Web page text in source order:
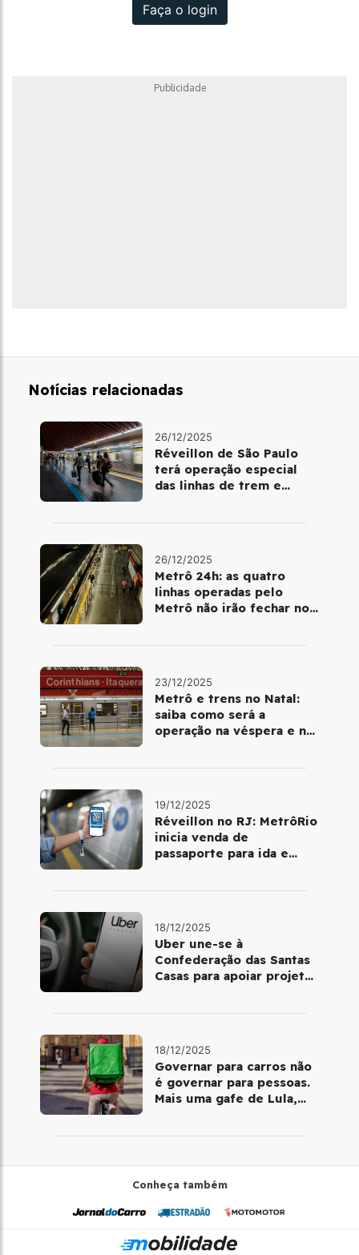
Faça o login
Publicidade
Notícias relacionadas
26/12/2025
Réveillon de São Paulo
terá operação especial
das linhas de trem e
26/12/2025
Metrô 24h: as quatro
linhas operadas pelo
Metrô não irão fechar no
23/12/2025
Metrô e trens no Natal:
saiba como será a
operação na véspera e no
19/12/2025
Réveillon no RJ: MetrôRio
inicia venda de
passaporte para ida e
18/12/2025
Uber une-se à
Confederação das Santas
Casas para apoiar projetos
18/12/2025
Governar para carros não
é governar para pessoas.
Mais uma gafe de Lula,
Conheça também